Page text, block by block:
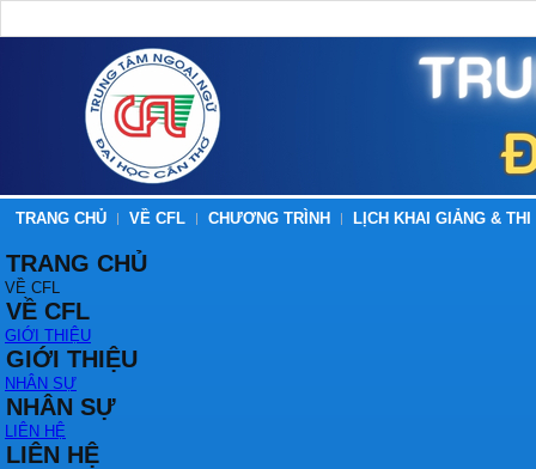
TRANG CHỦ VỀ CFL CHƯƠNG TRÌNH LỊCH KHAI GIẢNG & THI
TRANG CHỦ
VỀ CFL
VỀ CFL
GIỚI THIỆU
GIỚI THIỆU
NHÂN SỰ
NHÂN SỰ
LIÊN HỆ
LIÊN HỆ